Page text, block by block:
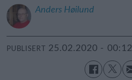
Anders Høilund
PUBLISERT 25.02.2020 - 00:12